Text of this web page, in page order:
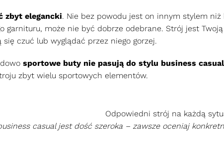
zbyt elegancki. Nie bez powodu jest on innym stylem niż
garnituru, może nie być dobrze odebrane. Strój jest
czuć lub wyglądać przez niego gorzej.
sportowe buty nie pasują do stylu business casual
zbyt wielu sportowych elementów.
casual jest dość szeroka – zawsze oceniaj